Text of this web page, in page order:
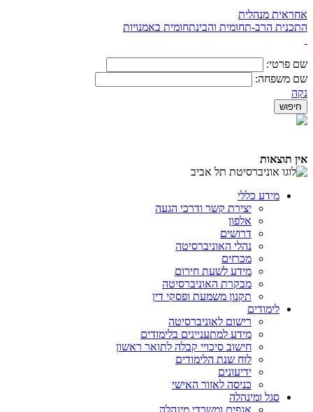
אחראית מנהלית
התכנית הרב-תחומית והבינתחומית באמנויות
שם פרטי:
שם משפחה:
נקה
אין תוצאות
מידע כללי
יצירת קשר ודרכי הגעה
אלפון
דרושים
נהלי האוניברסיטה
מכרזים
מידע לשעת חירום
מבקרת האוניברסיטה
תקנון משמעת ופסקי דין
לימודים
רישום לאוניברסיטה
מידע למתעניינים בלימודים
חישוב סיכויי קבלה לתואר ראשון
לוח שנת הלימודים
ידיעונים
כניסה לאזור האישי
סגל ומינהלה